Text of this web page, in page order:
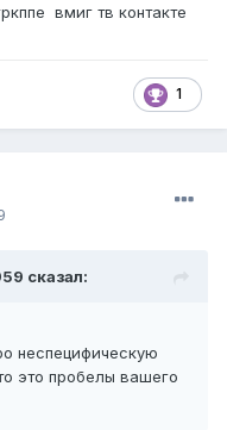
вмиг тв контакте
1
сказал:
неспецифическую
это пробелы вашего